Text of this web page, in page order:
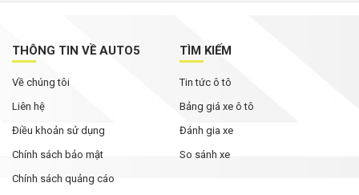
Tháng Ngâu chưa tới, phân khúc SUV cỡ C đã
THÔNG TIN VỀ AUTO5
Về chúng tôi
Liên hệ
Điều khoản sử dụng
Chính sách bảo mật
Chính sách quảng cáo
TÌM KIẾM
Tin tức ô tô
Bảng giá xe ô tô
Đánh gia xe
So sánh xe